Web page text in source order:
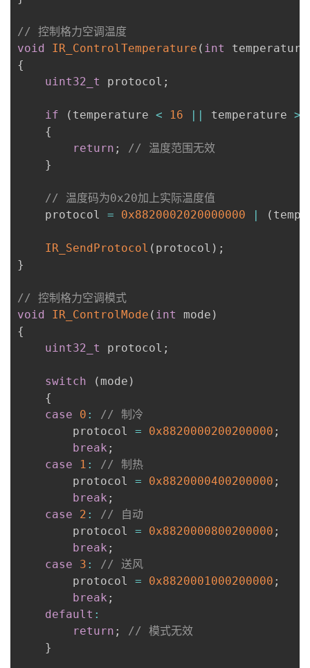
// 控制格力空调温度
void
IR_ControlTemperature ( int temperature
{
uint32_t
protocol ;
if
( temperature < 16 || temperature >
{
return ;
// 温度范围无效
}
// 温度码为0x20加上实际温度值
    protocol
= 0x8820002020000000 | (
IR_SendProtocol ( protocol ) ;
}
// 控制格力空调模式
void
IR_ControlMode ( int mode )
{
uint32_t
protocol ;
switch
( mode )
{
case
0 :
// 制冷
        protocol
= 0x8820000200200000 ;
break ;
case
1 :
// 制热
        protocol
= 0x8820000400200000 ;
break ;
case
2 :
// 自动
        protocol
= 0x8820000800200000 ;
break ;
case
3 :
// 送风
        protocol
= 0x8820001000200000 ;
break ;
default :
return ;
// 模式无效
}